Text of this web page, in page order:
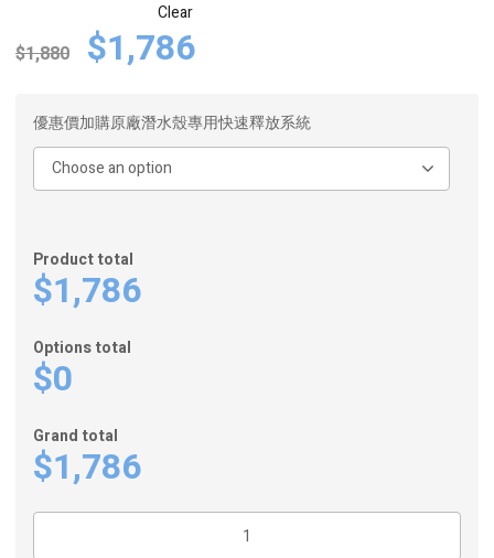
Clear
$1,880 Original
price
was:
$1,880.
$1,786Current
is:
$1,786.
優惠價加購原廠潛水殼專用快速釋放系統
Product total
$1,786
Options total
$0
Grand total
$1,786
AOI